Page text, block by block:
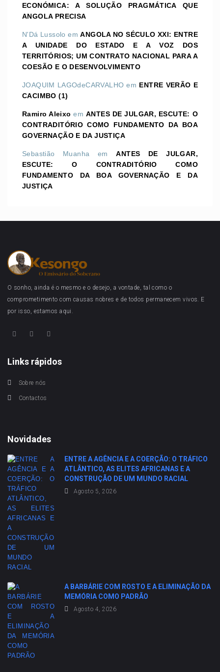
ECONÓMICA: A SOLUÇÃO PRAGMÁTICA QUE
ANGOLA PRECISA
N'Dá Lussolo emANGOLA NO SÉCULO XXI: ENTRE
A UNIDADE DO ESTADO E A VOZ DOS
TERRITÓRIOS; UM CONTRATO NACIONAL PARA A
COESÃO E O DESENVOLVIMENTO
JOAQUIM LAGOdeCARVALHO em ENTRE VERÃO E
CACIMBO (1)
Ramiro Aleixo emANTES DE JULGAR, ESCUTE: O
CONTRADITÓRIO COMO FUNDAMENTO DA BOA
GOVERNAÇÃO E DA JUSTIÇA
Sebastião Muanha emANTES DE JULGAR,
ESCUTE: O CONTRADITÓRIO COMO
FUNDAMENTO DA BOA GOVERNAÇÃO E DA
JUSTIÇA
O sonho, ainda é o mesmo e o desejo, a vontade, tal como o
comprometimento com causas nobres e de todos permanecem vivos. E
por isso, estamos aqui.
Links rápidos
Sobre nós
Contactos
Novidades
ENTRE A AGÊNCIA E A COERÇÃO: O TRÁFICO
ATLÂNTICO, AS ELITES AFRICANAS E A
CONSTRUÇÃO DE UM MUNDO RACIAL
Agosto 5, 2026
A BARBÁRIE COM ROSTO E A ELIMINAÇÃO DA
MEMÓRIA COMO PADRÃO
Agosto 4, 2026